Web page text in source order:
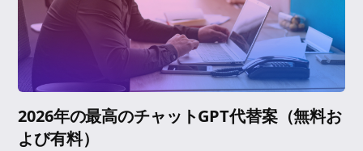
2026年の最高のチャットGPT代替案（無料お
よび有料）